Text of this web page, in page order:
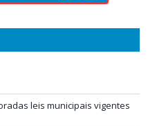
leis municipais vigentes